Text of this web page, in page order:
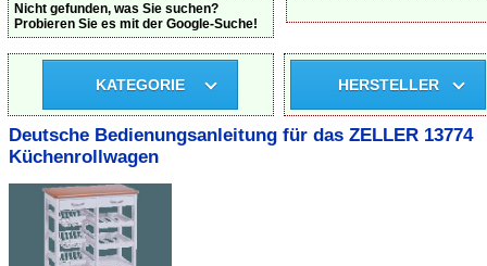
Nicht gefunden, was Sie suchen?
Probieren Sie es mit der Google-Suche!
KATEGORIE HERSTELLER
Deutsche Bedienungsanleitung für das ZELLER 13774
Küchenrollwagen